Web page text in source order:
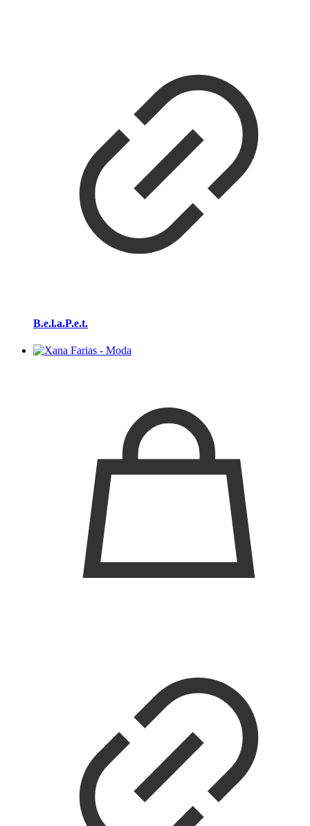
B.e.l.a.P.e.t.